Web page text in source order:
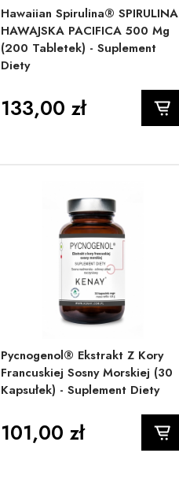
Hawaiian Spirulina® SPIRULINA
HAWAJSKA PACIFICA 500 Mg
(200 Tabletek) - Suplement
Diety
133,00 zł
Pycnogenol® Ekstrakt Z Kory
Francuskiej Sosny Morskiej (30
Kapsułek) - Suplement Diety
101,00 zł